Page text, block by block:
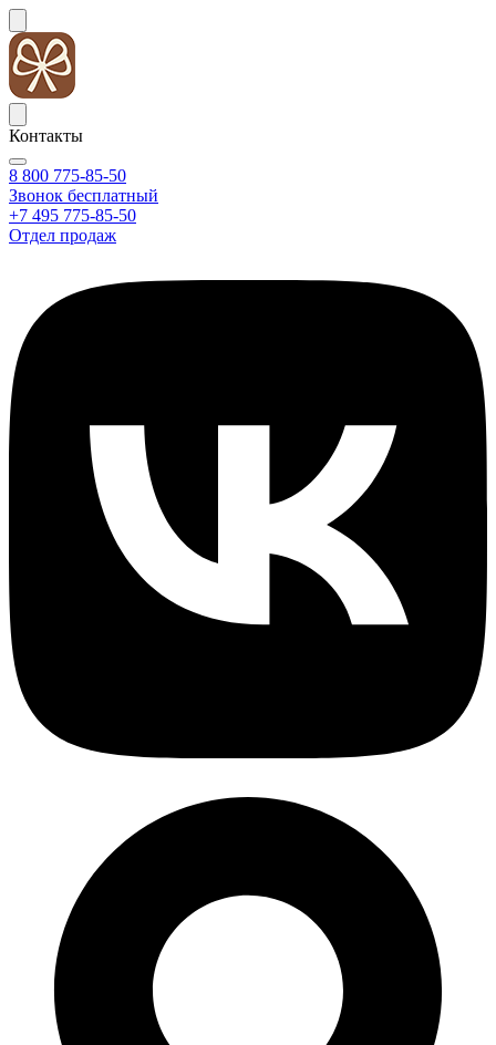
Контакты
8 800 775-85-50
Звонок бесплатный
+7 495 775-85-50
Отдел продаж